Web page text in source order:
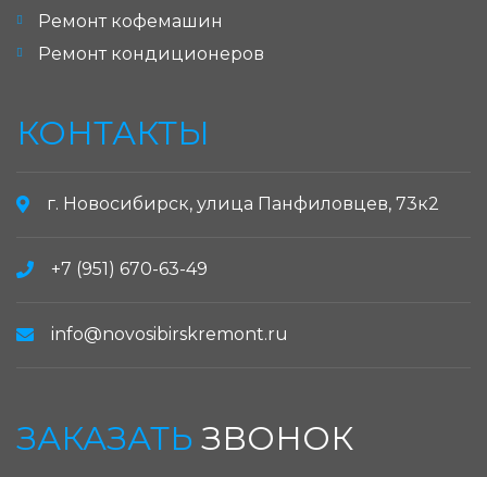
Ремонт кофемашин
Ремонт кондиционеров
КОНТАКТЫ
г. Новосибирск, улица Панфиловцев, 73к2
+7 (951) 670-63-49
info@novosibirskremont.ru
ЗАКАЗАТЬ ЗВОНОК